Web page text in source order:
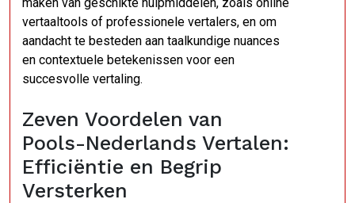
vertaaltools of professionele vertalers, en om
aandacht te besteden aan taalkundige nuances
en contextuele betekenissen voor een
succesvolle vertaling.
Zeven Voordelen van
Pools-Nederlands Vertalen:
Efficiëntie en Begrip
Versterken